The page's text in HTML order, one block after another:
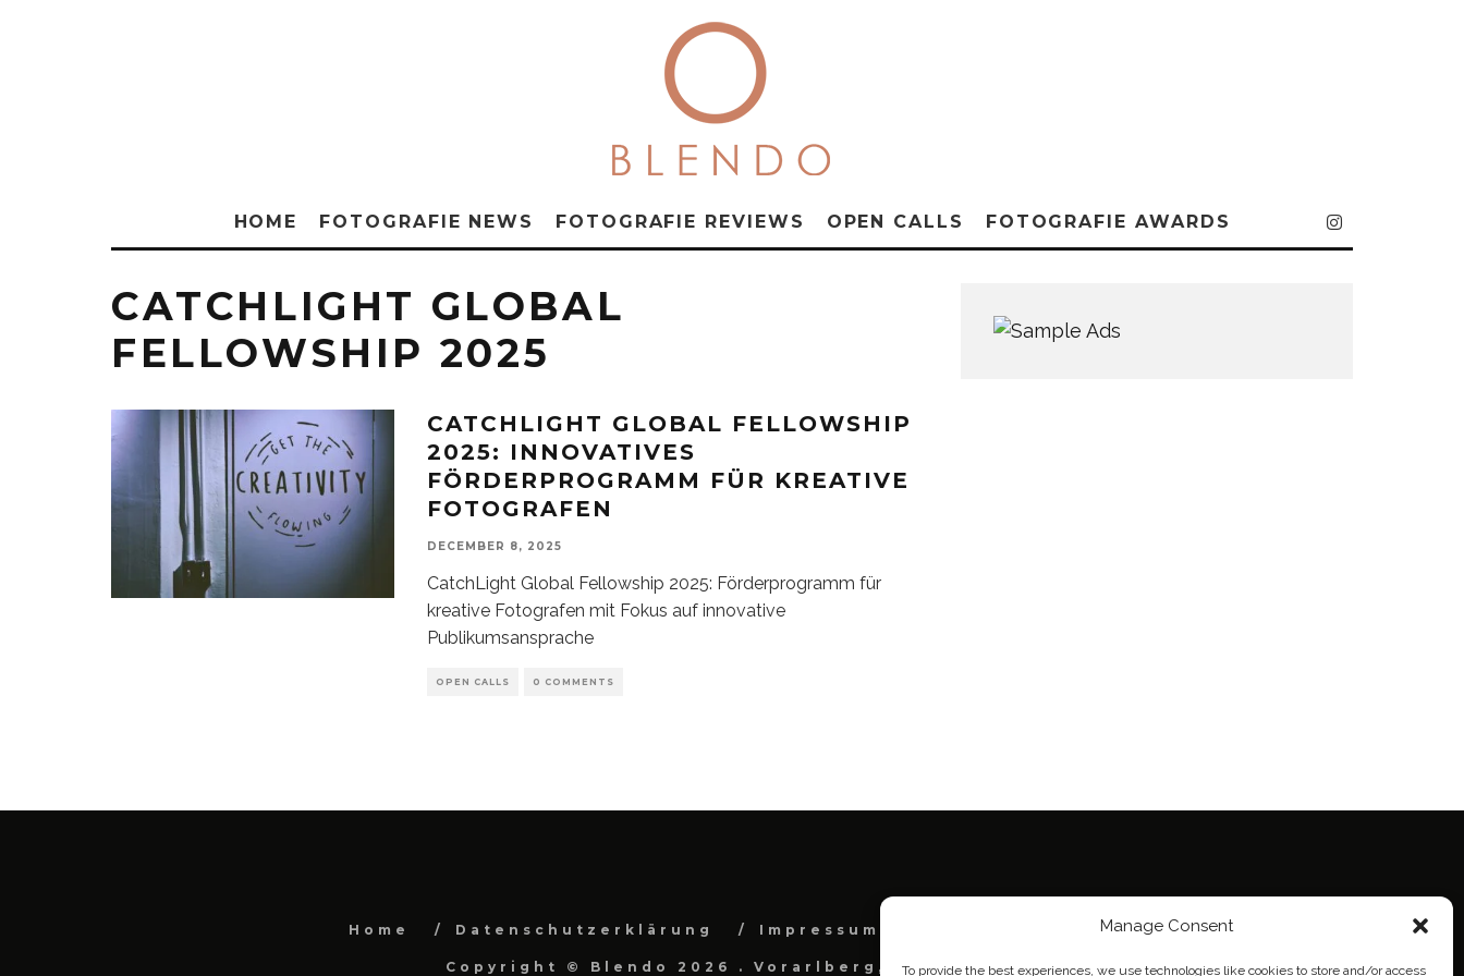
Manage Consent
To provide the best experiences, we use technologies like cookies to store and/or access
HOME FOTOGRAFIE NEWS FOTOGRAFIE REVIEWS OPEN CALLS FOTOGRAFIE AWARDS
CATCHLIGHT GLOBAL
FELLOWSHIP 2025
CATCHLIGHT GLOBAL FELLOWSHIP
2025: INNOVATIVES
FÖRDERPROGRAMM FÜR KREATIVE
FOTOGRAFEN
DECEMBER 8, 2025
CatchLight Global Fellowship 2025: Förderprogramm für
kreative Fotografen mit Fokus auf innovative
Publikumsansprache
OPEN CALLS 0 COMMENTS
Home Datenschutzerklärung Impressum Cookie Policy (EU)
Copyright © Blendo 2026 . Vorarlberg, Österreich